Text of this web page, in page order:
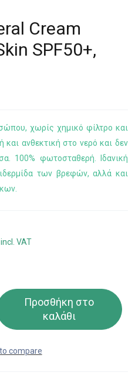
Cream
SPF50+,
χωρίς χημικό φίλτρο και
ανθεκτική στο νερό και δεν
100% φωτοσταθερή. Ιδανική
των βρεφών, αλλά και
incl. VAT
Προσθήκη στο
καλάθι